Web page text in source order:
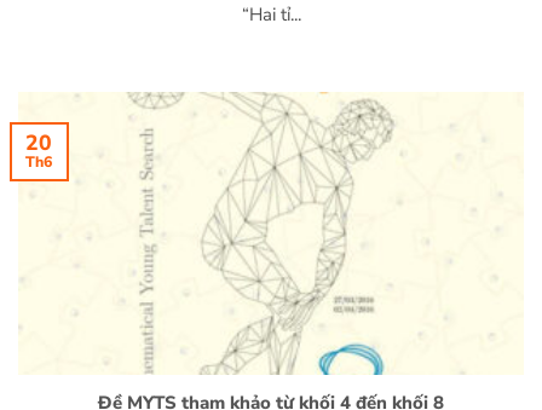
“Hai tỉ...
Đề MYTS tham khảo từ khối 4 đến khối 8
20
Th6